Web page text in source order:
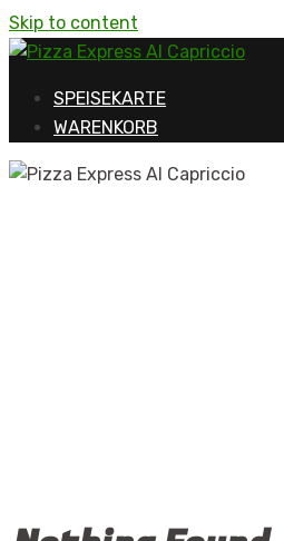
Skip to content
SPEISEKARTE
WARENKORB